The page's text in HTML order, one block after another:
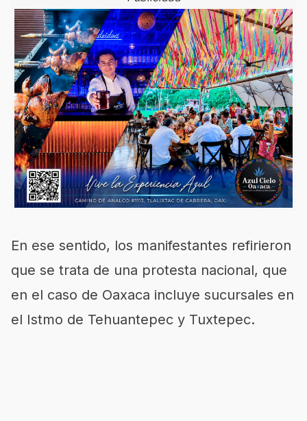
En ese sentido, los manifestantes refirieron
que se trata de una protesta nacional, que
en el caso de Oaxaca incluye sucursales en
el Istmo de Tehuantepec y Tuxtepec.